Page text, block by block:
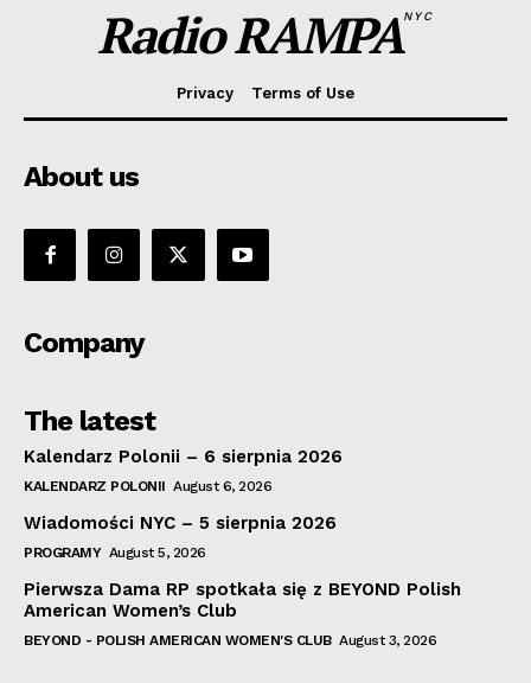
Radio RAMPANYC
Privacy Terms of Use
About us
Company
The latest
Kalendarz Polonii – 6 sierpnia 2026
KALENDARZ POLONII August 6, 2026
Wiadomości NYC – 5 sierpnia 2026
PROGRAMY August 5, 2026
Pierwsza Dama RP spotkała się z BEYOND Polish
American Women’s Club
BEYOND - POLISH AMERICAN WOMEN'S CLUB August 3, 2026